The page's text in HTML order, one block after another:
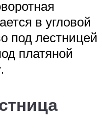
в угловой
под лестницей
платяной